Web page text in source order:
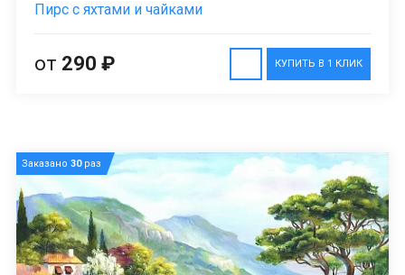
Пирс с яхтами и чайками
КУПИТЬ В 1 КЛИК
от 290 ₽
Заказано 30раз